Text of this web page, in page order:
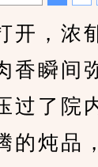
，浓郁
香瞬间
过了院
的炖品